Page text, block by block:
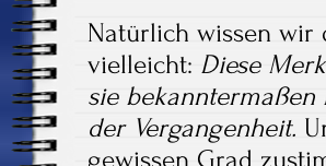
Natürlich wissen wir
vielleicht: Diese
sie
der Vergangenheit.
gewissen Grad